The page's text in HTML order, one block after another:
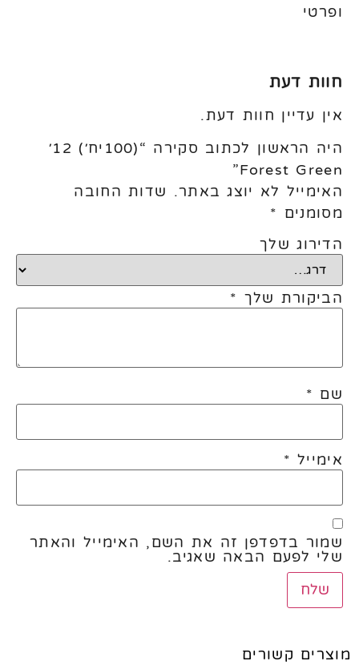
ופרטי
חוות דעת
אין עדיין חוות דעת.
היה הראשון לכתוב סקירה “(100יח׳) 12׳
Forest Green”
האימייל לא יוצג באתר. שדות החובה
מסומנים *
הדירוג שלך
הביקורת שלך *
שם *
אימייל *
שמור בדפדפן זה את השם, האימייל והאתר
שלי לפעם הבאה שאגיב.
מוצרים קשורים